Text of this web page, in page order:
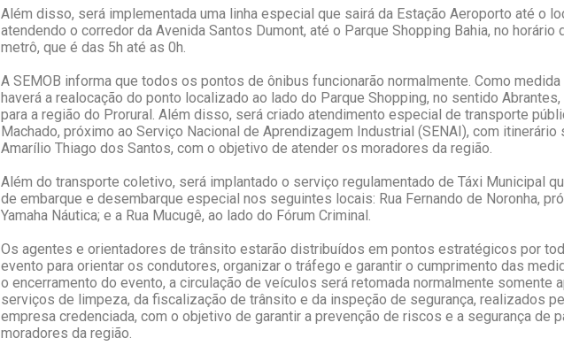
Além disso, será implementada uma linha especial que sairá da Estação Aeroporto até o
atendendo o corredor da Avenida Santos Dumont, até o Parque Shopping Bahia, no horário
metrô, que é das 5h até as 0h.
A SEMOB informa que todos os pontos de ônibus funcionarão normalmente. Como medida
haverá a realocação do ponto localizado ao lado do Parque Shopping, no sentido
para a região do Prorural. Além disso, será criado atendimento especial de transporte
Machado, próximo ao Serviço Nacional de Aprendizagem Industrial (SENAI), com itinerário
Amarílio Thiago dos Santos, com o objetivo de atender os moradores da região.
Além do transporte coletivo, será implantado o serviço regulamentado de Táxi Municipal
de embarque e desembarque especial nos seguintes locais: Rua Fernando de Noronha,
Yamaha Náutica; e a Rua Mucugê, ao lado do Fórum Criminal.
Os agentes e orientadores de trânsito estarão distribuídos em pontos estratégicos por
evento para orientar os condutores, organizar o tráfego e garantir o cumprimento das
o encerramento do evento, a circulação de veículos será retomada normalmente somente
serviços de limpeza, da fiscalização de trânsito e da inspeção de segurança, realizados
empresa credenciada, com o objetivo de garantir a prevenção de riscos e a segurança de
moradores da região.